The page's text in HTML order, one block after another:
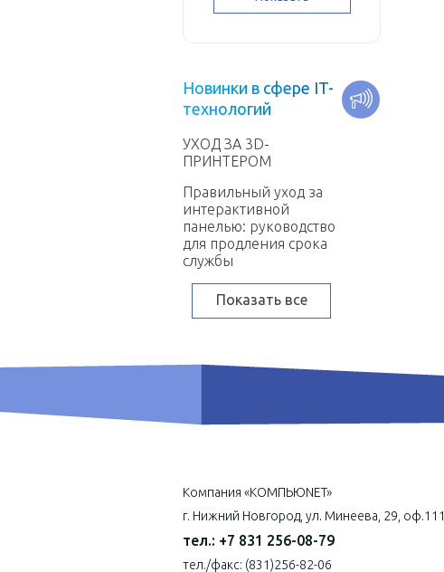
Новинки в сфере IT-
технологий
УХОД ЗА 3D-
ПРИНТЕРОМ
Правильный уход за
интерактивной
панелью: руководство
для продления срока
службы
Показать все
Компания «КОМПЬЮNET»
г. Нижний Новгород, ул. Минеева, 29, оф.111
тел.: +7 831 256-08-79
тел./факс: (831)256-82-06